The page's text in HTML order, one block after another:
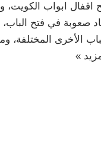
اقفال ابواب الكويت،
في فتح الباب،
الأخرى المختلفة،
»